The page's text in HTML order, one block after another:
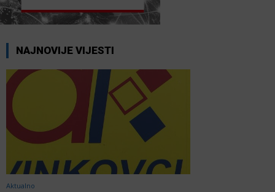
NAJNOVIJE VIJESTI
Aktualno